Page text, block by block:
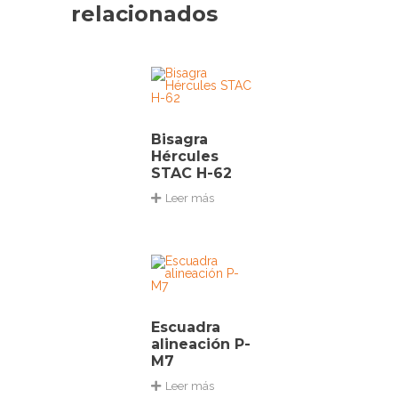
relacionados
Bisagra
Hércules
STAC H-62
Leer más
Escuadra
alineación P-
M7
Leer más